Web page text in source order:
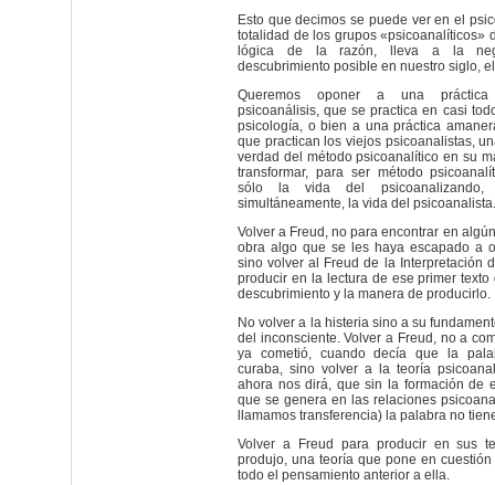
Esto que decimos se puede ver en el
totalidad de los grupos «psicoanalíticos»
lógica de la razón, lleva a la
descubrimiento posible en nuestro siglo,
Queremos oponer a una
psicoanálisis, que se practica en casi
psicología, o bien a una práctica
que practican los viejos psicoanalistas,
verdad del método psicoanalítico en su
transformar, para ser método
sólo la vida del
simultáneamente, la vida del psicoanalista.
Volver a Freud, no para encontrar en
obra algo que se les haya escapado a
sino volver al Freud de la Interpretación
producir en la lectura de ese primer
descubrimiento y la manera de producirlo.
No volver a la histeria sino a su
del inconsciente. Volver a Freud, no a
ya cometió, cuando decía que la
curaba, sino volver a la teoría
ahora nos dirá, que sin la formación de
que se genera en las relaciones
llamamos transferencia) la palabra no
Volver a Freud para producir en sus
produjo, una teoría que pone en
todo el pensamiento anterior a ella.